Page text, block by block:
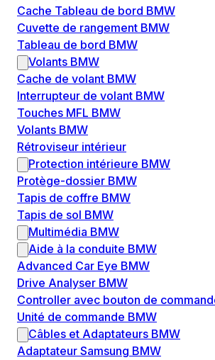
Cache Tableau de bord BMW
Cuvette de rangement BMW
Tableau de bord BMW
Volants BMW
Cache de volant BMW
Interrupteur de volant BMW
Touches MFL BMW
Volants BMW
Rétroviseur intérieur
Protection intérieure BMW
Protège-dossier BMW
Tapis de coffre BMW
Tapis de sol BMW
Multimédia BMW
Aide à la conduite BMW
Advanced Car Eye BMW
Drive Analyser BMW
Controller avec bouton de
Unité de commande BMW
Câbles et Adaptateurs BMW
Adaptateur Samsung BMW